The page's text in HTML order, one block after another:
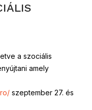
a szociális
amely
szeptember 27. és